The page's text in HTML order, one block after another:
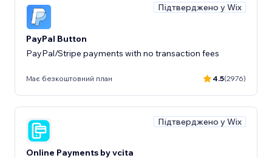
Підтверджено у Wix
PayPal Button
PayPal/Stripe payments with no transaction fees
Має безкоштовний план 4.5(2976)
Підтверджено у Wix
Online Payments by vcita